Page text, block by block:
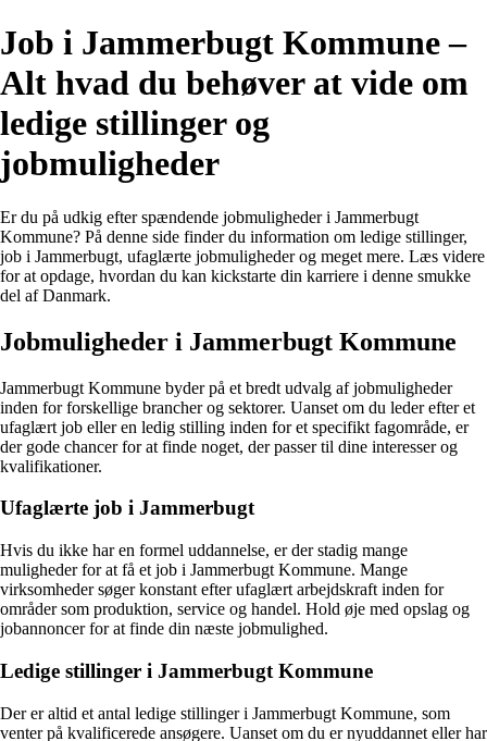
Job i Jammerbugt Kommune –
Alt hvad du behøver at vide om
ledige stillinger og
jobmuligheder
Er du på udkig efter spændende jobmuligheder i Jammerbugt
Kommune? På denne side finder du information om ledige stillinger,
job i Jammerbugt, ufaglærte jobmuligheder og meget mere. Læs videre
for at opdage, hvordan du kan kickstarte din karriere i denne smukke
del af Danmark.
Jobmuligheder i Jammerbugt Kommune
Jammerbugt Kommune byder på et bredt udvalg af jobmuligheder
inden for forskellige brancher og sektorer. Uanset om du leder efter et
ufaglært job eller en ledig stilling inden for et specifikt fagområde, er
der gode chancer for at finde noget, der passer til dine interesser og
kvalifikationer.
Ufaglærte job i Jammerbugt
Hvis du ikke har en formel uddannelse, er der stadig mange
muligheder for at få et job i Jammerbugt Kommune. Mange
virksomheder søger konstant efter ufaglært arbejdskraft inden for
områder som produktion, service og handel. Hold øje med opslag og
jobannoncer for at finde din næste jobmulighed.
Ledige stillinger i Jammerbugt Kommune
Der er altid et antal ledige stillinger i Jammerbugt Kommune, som
venter på kvalificerede ansøgere. Uanset om du er nyuddannet eller har